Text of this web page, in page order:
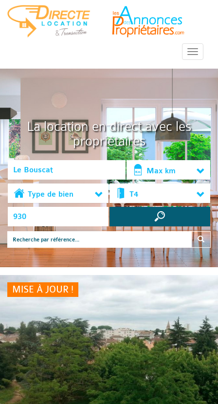
::Menu::
La location en direct avec les
propriétaires
Max km
Type de bien T4
MISE À JOUR !